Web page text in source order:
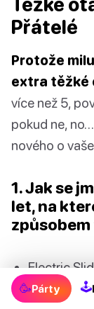
Přátelé
Protože
extra těžké
více než 5,
pokud ne,
nového o
1. Jak se
let, na
Electric
The Routine
🥳Párty 🕹